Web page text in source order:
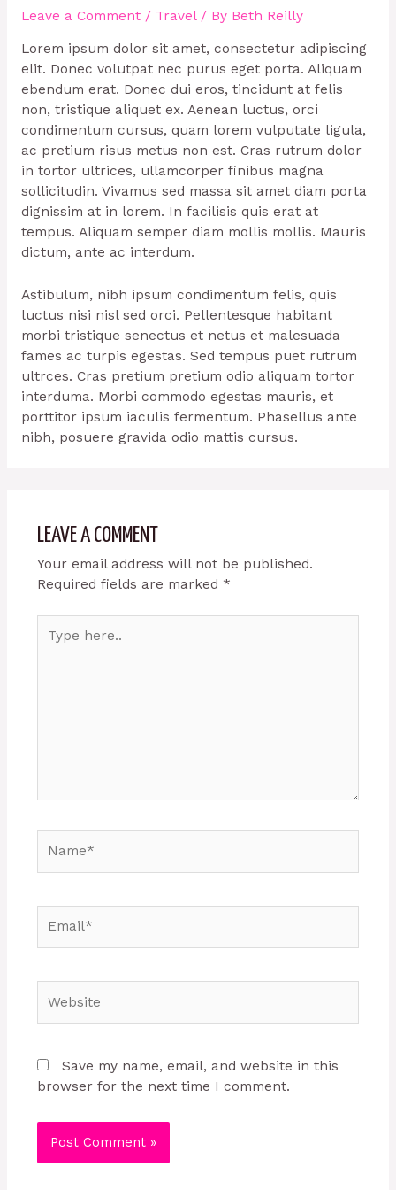
Leave a Comment / Travel/ By Beth Reilly
Lorem ipsum dolor sit amet, consectetur adipiscing
elit. Donec volutpat nec purus eget porta. Aliquam
ebendum erat. Donec dui eros, tincidunt at felis
non, tristique aliquet ex. Aenean luctus, orci
condimentum cursus, quam lorem vulputate ligula,
ac pretium risus metus non est. Cras rutrum dolor
in tortor ultrices, ullamcorper finibus magna
sollicitudin. Vivamus sed massa sit amet diam porta
dignissim at in lorem. In facilisis quis erat at
tempus. Aliquam semper diam mollis mollis. Mauris
dictum, ante ac interdum.
Astibulum, nibh ipsum condimentum felis, quis
luctus nisi nisl sed orci. Pellentesque habitant
morbi tristique senectus et netus et malesuada
fames ac turpis egestas. Sed tempus puet rutrum
ultrces. Cras pretium pretium odio aliquam tortor
interduma. Morbi commodo egestas mauris, et
porttitor ipsum iaculis fermentum. Phasellus ante
nibh, posuere gravida odio mattis cursus.
LEAVE A COMMENT
Your email address will not be published.
Required fields are marked *
here..
Save my name, email, and website in this
browser for the next time I comment.